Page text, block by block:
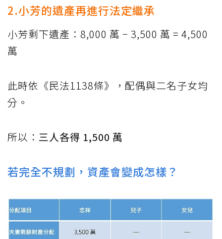
2.小芳的遺產再進行法定繼承
小芳剩下遺產：8,000 萬 − 3,500 萬 = 4,500
萬
此時依《民法1138條》，配偶與二名子女均
分。
所以： 三人各得 1,500 萬
若完全不規劃，資產會變成怎樣？